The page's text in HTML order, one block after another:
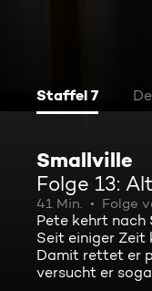
Staffel 7
Smallville
Folge 13:
41 Min. Folge
Pete kehrt nach
Seit einiger Zeit
Damit rettet er
versucht er